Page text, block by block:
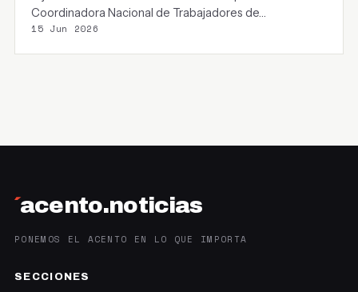
Coordinadora Nacional de Trabajadores de…
15 Jun 2026
´acento.noticias
PONEMOS EL ACENTO EN LO QUE IMPORTA
SECCIONES